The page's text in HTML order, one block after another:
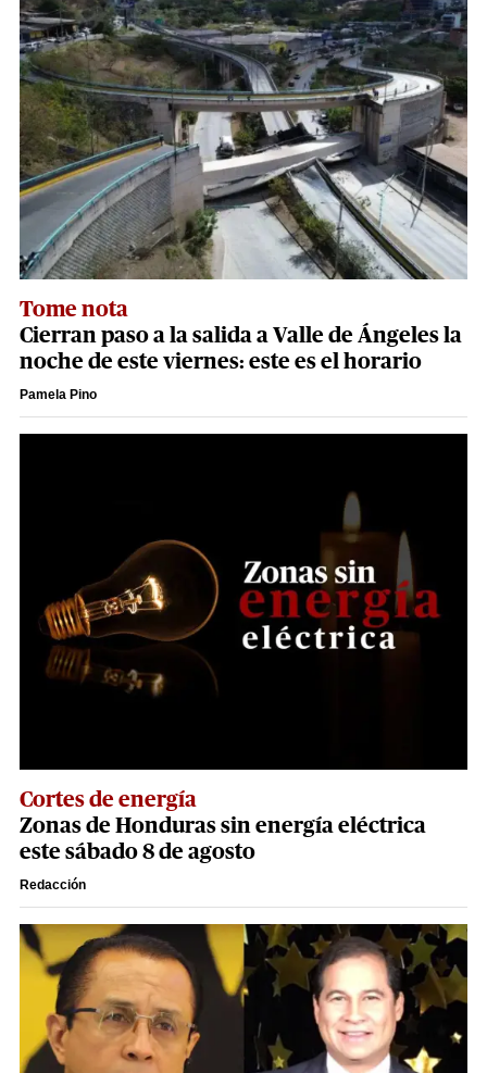
Tome nota
Cierran paso a la salida a Valle de Ángeles la
noche de este viernes: este es el horario
Pamela Pino
Cortes de energía
Zonas de Honduras sin energía eléctrica
este sábado 8 de agosto
Redacción